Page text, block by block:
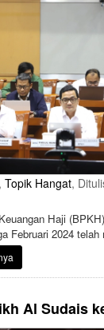
, Topik Hangat,
Haji
Februari 2024
Pelaksana BPKH
kelolaan haji BPKH
dari target)